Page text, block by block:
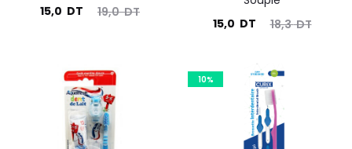
19,0DT
Le
était :
19,0
DT.
15,0 DT
Le
18,3DT
Le
initial
était :
18,3
DT.
15,0 DT
Le
actuel
10%